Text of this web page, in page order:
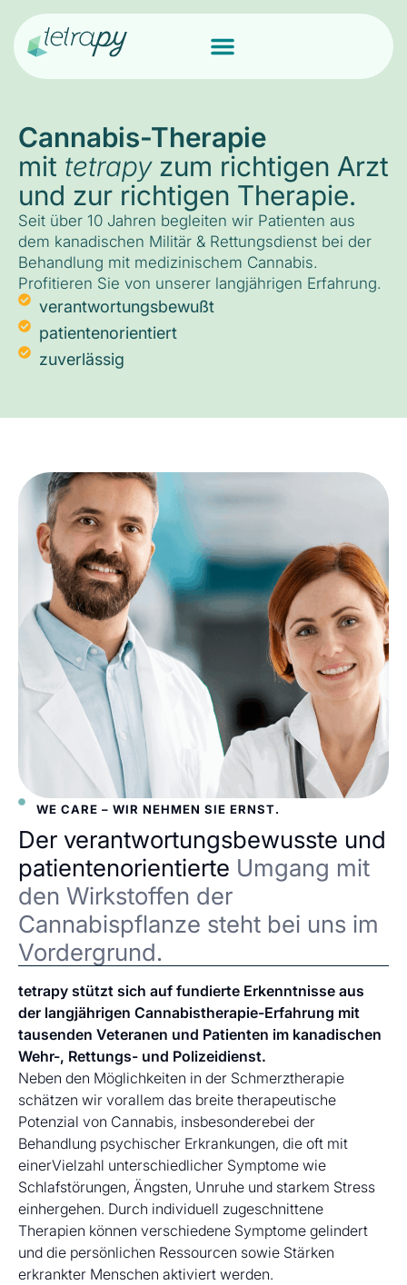
Cannabis-Therapie
mit tetrapyzum richtigen Arzt
und zur richtigen Therapie.
Seit über 10 Jahren begleiten wir Patienten aus
dem kanadischen Militär & Rettungsdienst bei der
Behandlung mit medizinischem Cannabis.
Profitieren Sie von unserer langjährigen Erfahrung.
verantwortungsbewußt
patientenorientiert
zuverlässig
WE CARE – WIR NEHMEN SIE ERNST.
Der verantwortungsbewusste und
patientenorientierte Umgang mit
den Wirkstoffen der
Cannabispflanze steht bei uns im
Vordergrund.
tetrapy stützt sich auf fundierte Erkenntnisse aus
der langjährigen Cannabistherapie-Erfahrung mit
tausenden Veteranen und Patienten im kanadischen
Wehr-, Rettungs- und Polizeidienst.
Neben den Möglichkeiten in der Schmerztherapie
schätzen wir vorallem das breite therapeutische
Potenzial von Cannabis, insbesonderebei der
Behandlung psychischer Erkrankungen, die oft mit
einerVielzahl unterschiedlicher Symptome wie
Schlafstörungen, Ängsten, Unruhe und starkem Stress
einhergehen. Durch individuell zugeschnittene
Therapien können verschiedene Symptome gelindert
und die persönlichen Ressourcen sowie Stärken
erkrankter Menschen aktiviert werden.